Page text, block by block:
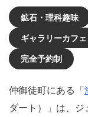
鉱石・理科趣味
ギャラリーカフェ
完全予約制
仲御徒町にある「
ダート）」は、